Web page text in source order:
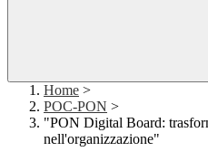
Home >
POC-PON >
"PON Digital Board:
nell'organizzazione"